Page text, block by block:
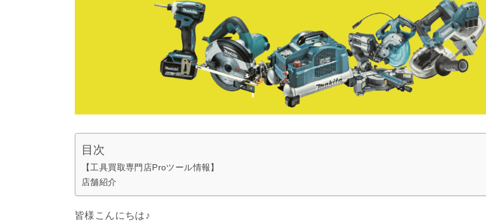
目次
【工具買取専門店Proツール情報】
店舗紹介
皆様こんにちは♪